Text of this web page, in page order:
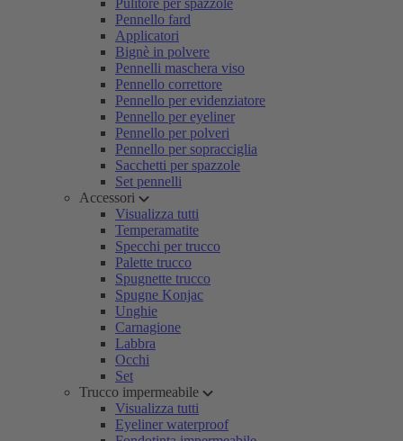
Pulitore per spazzole
Pennello fard
Applicatori
Bignè in polvere
Pennelli maschera viso
Pennello correttore
Pennello per evidenziatore
Pennello per eyeliner
Pennello per polveri
Pennello per sopracciglia
Sacchetti per spazzole
Set pennelli
Accessori
Visualizza tutti
Temperamatite
Specchi per trucco
Palette trucco
Spugnette trucco
Spugne Konjac
Unghie
Carnagione
Labbra
Occhi
Set
Trucco impermeabile
Visualizza tutti
Eyeliner waterproof